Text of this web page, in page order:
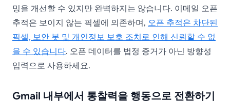
밍을 개선할 수 있지만 완벽하지는 않습니다. 이메일 오픈
추적은 보이지 않는 픽셀에 의존하며, 오픈 추적은 차단된
픽셀, 보안 봇 및 개인정보 보호 조치로 인해 신뢰할 수 없
을 수 있습니다. 오픈 데이터를 법정 증거가 아닌 방향성
입력으로 사용하세요.
Gmail 내부에서 통찰력을 행동으로 전환하기